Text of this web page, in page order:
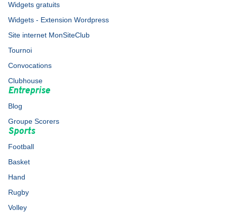
Widgets gratuits
Widgets - Extension Wordpress
Site internet MonSiteClub
Tournoi
Convocations
Clubhouse
Entreprise
Blog
Groupe Scorers
Sports
Football
Basket
Hand
Rugby
Volley